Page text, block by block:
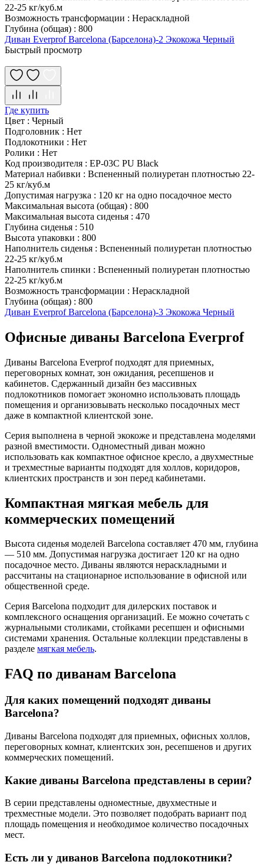
22-25 кг/куб.м
Возможность трансформации : Нераскладной
Глубина (общая) : 800
Диван Everprof Barcelona (Барселона)-2 Экокожа Черный
Быстрый просмотр
Где купить
Цвет : Черный
Подголовник : Нет
Подлокотники : Нет
Ролики : Нет
Код производителя : EP-03C PU Black
Материал набивки : Вспененный полиуретан плотностью 22-
25 кг/куб.м
Допустимая нагрузка : 120 кг на одно посадочное место
Максимальная высота (общая) : 800
Максимальная высота сиденья : 470
Глубина сиденья : 510
Высота упаковки : 800
Наполнитель сиденья : Вспененный полиуретан плотностью
22-25 кг/куб.м
Наполнитель спинки : Вспененный полиуретан плотностью
22-25 кг/куб.м
Возможность трансформации : Нераскладной
Глубина (общая) : 800
Диван Everprof Barcelona (Барселона)-3 Экокожа Черный
Офисные диваны Barcelona Everprof
Диваны Barcelona Everprof подходят для приемных,
переговорных комнат, зон ожидания, ресепшенов и
кабинетов. Сдержанный дизайн без массивных
подлокотников помогает экономно использовать площадь
помещения и организовывать несколько посадочных мест
даже в компактной клиентской зоне.
Серия выполнена в черной экокоже и представлена моделями
разной вместимости. Одноместный диван можно
использовать как компактное офисное кресло, а двухместные
и трехместные варианты подходят для холлов, коридоров,
клиентских пространств и зон перед кабинетами.
Компактная мягкая мебель для
коммерческих помещений
Высота сиденья моделей Barcelona составляет 470 мм, глубина
— 510 мм. Допустимая нагрузка достигает 120 кг на одно
посадочное место. Диваны являются нераскладными и
рассчитаны на стационарное использование в офисной или
общественной среде.
Серия Barcelona подходит для дилерских поставок и
комплексного оснащения организаций. Ее можно сочетать с
журнальными столиками, стойками ресепшен и офисными
системами хранения. Остальные коллекции представлены в
разделе мягкая мебель.
FAQ по диванам Barcelona
Для каких помещений подходят диваны
Barcelona?
Диваны Barcelona подходят для приемных, офисных холлов,
переговорных комнат, клиентских зон, ресепшенов и других
коммерческих помещений.
Какие диваны Barcelona представлены в серии?
В серии представлены одноместные, двухместные и
трехместные модели. Это позволяет подобрать вариант под
площадь помещения и необходимое количество посадочных
мест.
Есть ли у диванов Barcelona подлокотники?